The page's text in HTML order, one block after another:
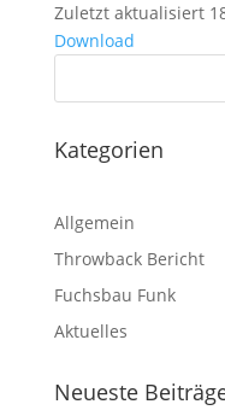
Zuletzt aktualisiert
Download
Kategorien
Allgemein
Throwback Bericht
Fuchsbau Funk
Aktuelles
Neueste